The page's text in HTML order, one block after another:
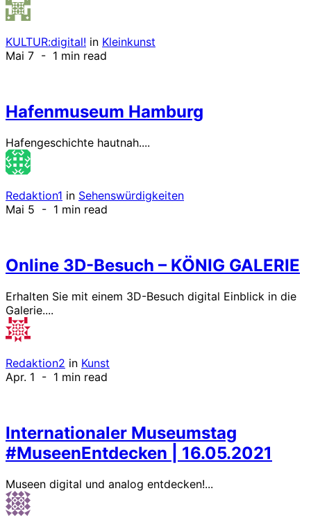
KULTUR:digital! in Kleinkunst
Mai 7 - 1 min read
Hafenmuseum Hamburg
Hafengeschichte hautnah....
Redaktion1 in Sehenswürdigkeiten
Mai 5 - 1 min read
Online 3D-Besuch – KÖNIG GALERIE
Erhalten Sie mit einem 3D-Besuch digital Einblick in die
Galerie....
Redaktion2 in Kunst
Apr. 1 - 1 min read
Internationaler Museumstag
#MuseenEntdecken | 16.05.2021
Museen digital und analog entdecken!...